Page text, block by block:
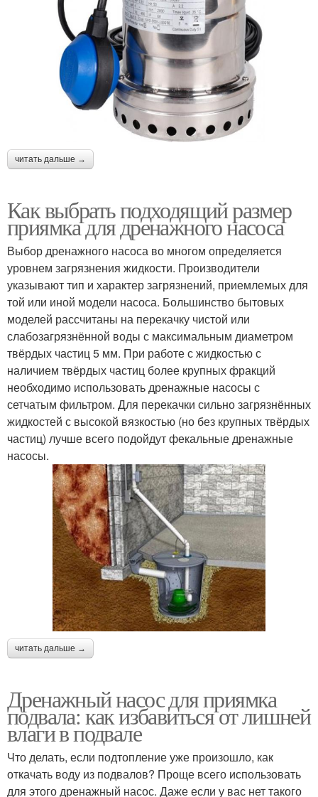
читать дальше →
Как выбрать подходящий размер
приямка для дренажного насоса
Выбор дренажного насоса во многом определяется
уровнем загрязнения жидкости. Производители
указывают тип и характер загрязнений, приемлемых для
той или иной модели насоса. Большинство бытовых
моделей рассчитаны на перекачку чистой или
слабозагрязнённой воды с максимальным диаметром
твёрдых частиц 5 мм. При работе с жидкостью с
наличием твёрдых частиц более крупных фракций
необходимо использовать дренажные насосы с
сетчатым фильтром. Для перекачки сильно загрязнённых
жидкостей с высокой вязкостью (но без крупных твёрдых
частиц) лучше всего подойдут фекальные дренажные
насосы.
читать дальше →
Дренажный насос для приямка
подвала: как избавиться от лишней
влаги в подвале
Что делать, если подтопление уже произошло, как
откачать воду из подвалов? Проще всего использовать
для этого дренажный насос. Даже если у вас нет такого